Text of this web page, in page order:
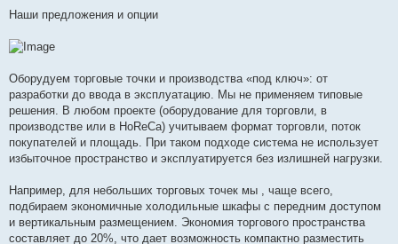
Наши предложения и опции
Оборудуем торговые точки и производства «под ключ»: от
разработки до ввода в эксплуатацию. Мы не применяем типовые
решения. В любом проекте (оборудование для торговли, в
производстве или в HoReCa) учитываем формат торговли, поток
покупателей и площадь. При таком подходе система не использует
избыточное пространство и эксплуатируется без излишней нагрузки.
Например, для небольших торговых точек мы , чаще всего,
подбираем экономичные холодильные шкафы с передним доступом
и вертикальным размещением. Экономия торгового пространства
составляет до 20%, что дает возможность компактно разместить